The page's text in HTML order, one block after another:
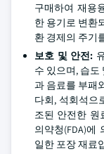
구매하여 재용
한 용기로 변환
환 경제의 주기
보호 및 안전:
수 있으며, 습
과 음료를 부패
다회, 석회석으
조된 안전한 원
의약청(FDA)에
일한 포장 재료